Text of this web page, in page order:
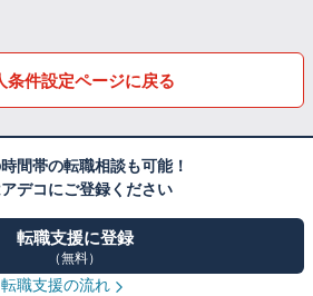
条件設定ページに戻る
間帯の転職相談も可能！
デコにご登録ください
転職支援に登録
（無料）
転職支援の流れ